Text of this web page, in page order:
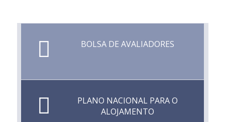
BOLSA DE AVALIADORES
PLANO NACIONAL PARA O
ALOJAMENTO